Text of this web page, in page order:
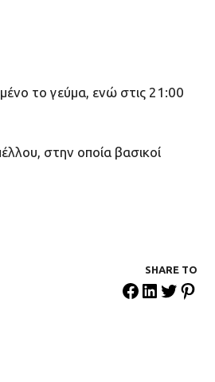
το γεύμα, ενώ στις 21:00
στην οποία βασικοί
SHARE ΤΟ